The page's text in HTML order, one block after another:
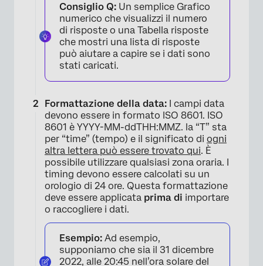
×
Consiglio Q: Un semplice Grafico
numerico che visualizzi il numero
di risposte o una Tabella risposte
che mostri una lista di risposte
può aiutare a capire se i dati sono
stati caricati.
Formattazione della data: I campi data
devono essere in formato ISO 8601. ISO
8601 è YYYY-MM-ddTHH:MMZ. la “T” sta
per “time” (tempo) e il significato di ogni
altra lettera può essere trovato qui. È
possibile utilizzare qualsiasi zona oraria. I
timing devono essere calcolati su un
orologio di 24 ore. Questa formattazione
deve essere applicata prima di importare
o raccogliere i dati.
Esempio: Ad esempio,
supponiamo che sia il 31 dicembre
2022, alle 20:45 nell’ora solare del